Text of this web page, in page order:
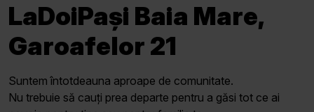
LaDoiPași Baia Mare,
Garoafelor 21
Suntem întotdeauna aproape de comunitate.
Nu trebuie să cauți prea departe pentru a găsi tot ce ai